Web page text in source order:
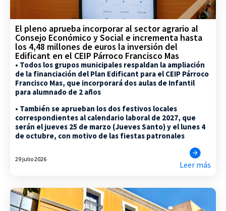
El pleno aprueba incorporar al sector agrario al
Consejo Económico y Social e incrementa hasta
los 4,48 millones de euros la inversión del
Edificant en el CEIP Párroco Francisco Mas
• Todos los grupos municipales respaldan la ampliación
de la financiación del Plan Edificant para el CEIP Párroco
Francisco Mas, que incorporará dos aulas de Infantil
para alumnado de 2 años
• También se aprueban los dos festivos locales
correspondientes al calendario laboral de 2027, que
serán el jueves 25 de marzo (Jueves Santo) y el lunes 4
de octubre, con motivo de las fiestas patronales
29 julio 2026
Leer más